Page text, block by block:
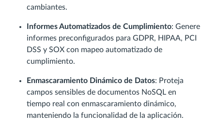
cambiantes.
Informes Automatizados de Cumplimiento: Genere
informes preconfigurados para GDPR, HIPAA, PCI
DSS y SOX con mapeo automatizado de
cumplimiento.
Enmascaramiento Dinámico de Datos: Proteja
campos sensibles de documentos NoSQL en
tiempo real con enmascaramiento dinámico,
manteniendo la funcionalidad de la aplicación.